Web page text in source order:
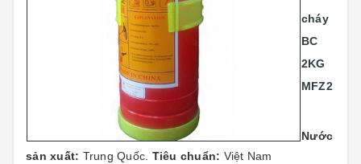
cháy
BC
2KG
MFZ2
Nước
sản xuất: Trung Quốc. Tiêu chuẩn: Việt Nam